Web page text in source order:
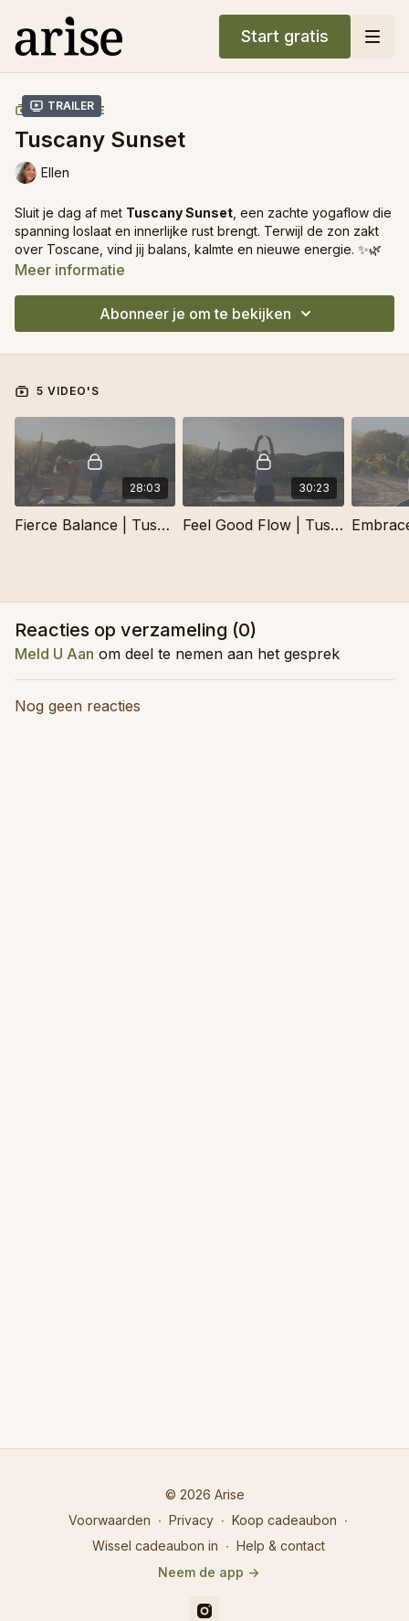
Start gratis
Trailer
COLLECTIE
Tuscany Sunset
Ellen
Sluit je dag af met Tuscany Sunset , een zachte yogaflow die
spanning loslaat en innerlijke rust brengt. Terwijl de zon zakt
over Toscane, vind jij balans, kalmte en nieuwe energie. ✨🌿
Meer informatie
Abonneer je om te bekijken
5 VIDEO'S
28:03
Fierce Balance | Tuscany Sunset
30:23
Feel Good Flow | Tuscany Sunset
Reacties op verzameling (0)
Meld U Aan om deel te nemen aan het gesprek
Nog geen reacties
© 2026 Arise
Voorwaarden ∙ Privacy ∙ Koop cadeaubon ∙
Wissel cadeaubon in ∙ Help & contact
Neem de app ->